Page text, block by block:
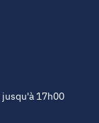
17h00